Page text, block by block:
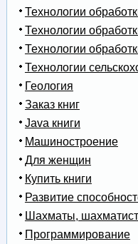
Технологии
Технологии
Технологии
Технологии
Геология
Заказ книг
Java книги
Машиностроение
Для женщин
Купить книги
Развитие
Шахматы,
Программирование